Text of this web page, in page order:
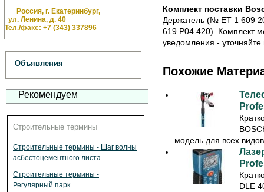
Россия, г. Екатеринбург,
ул. Ленина, д. 40
Тел./факс: +7 (343) 337896
Объявления
Рекомендуем
Строительные термины
Строительные термины - Шаг волны
асбестоцементного листа
Строительные термины -
Регулярный парк
Комплект поставки
Держатель (№ ET 1 609
619 P04 420). Комплект
уведомления -
Похожие
модель для всех
DLE